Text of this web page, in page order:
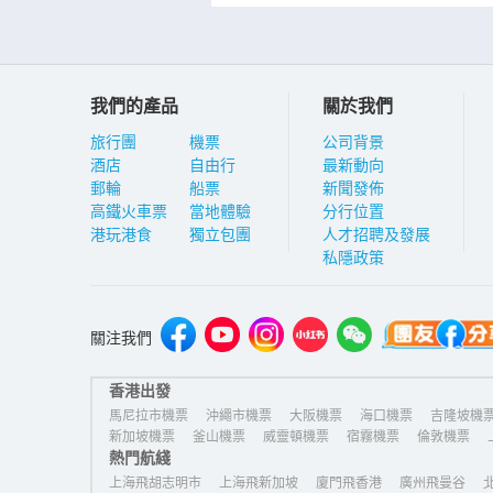
我們的產品
旅行團
酒店
郵輪
高鐵火車票
港玩港食
機票
自由行
船票
當地體驗
獨立包團
關於我們
公司背景
最新動向
新聞發佈
分行位置
人才招聘及發展
私隱政策
關注我們
香港出發
馬尼拉市機票 沖繩市機票 大阪機票 海口機票
吉隆坡機
新加坡機票
釜山機票 威靈頓機票 宿霧機票 倫敦機票
洛杉磯機票
熱門航綫
上海飛胡志明市 上海飛新加坡 廈門飛香港 廣州飛曼谷